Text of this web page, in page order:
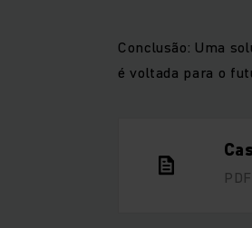
Conclusão: Uma
é voltada para o
PDF